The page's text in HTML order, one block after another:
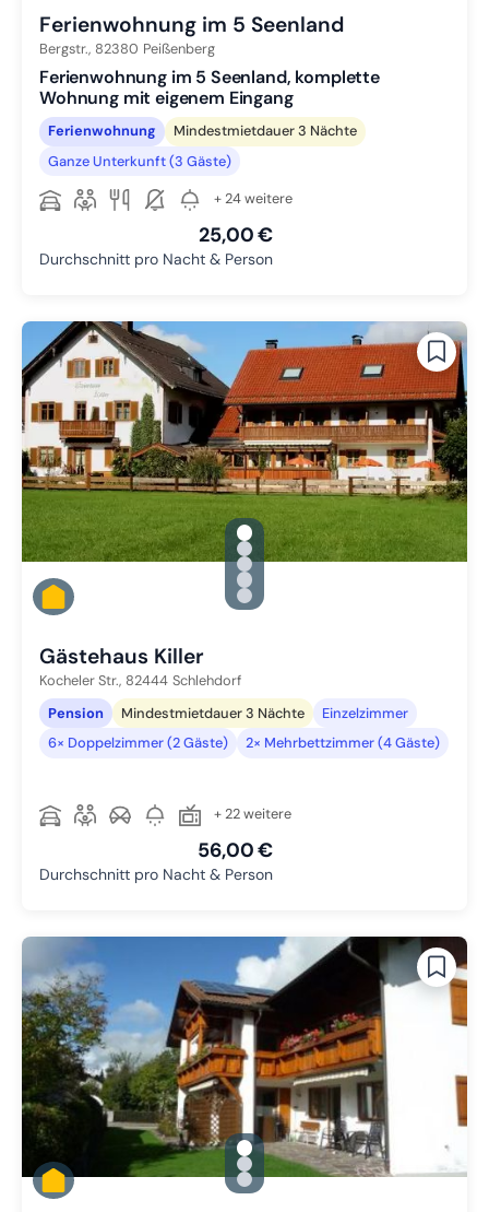
Ferienwohnung im 5 Seenland
Bergstr., 82380 Peißenberg
Ferienwohnung im 5 Seenland, komplette
Wohnung mit eigenem Eingang
Ferienwohnung
Mindestmietdauer 3 Nächte
Ganze Unterkunft (3 Gäste)
+ 24 weitere
25,00 €
Durchschnitt pro Nacht & Person
gallery.slide_selector
Zu Slide 1 wechseln
Zu Slide 2 wechseln
Zu Slide 3 wechseln
Zu Slide 4 wechseln
Zu Slide 5 wechseln
Gästehaus Killer
Kocheler Str., 82444 Schlehdorf
Pension
Mindestmietdauer 3 Nächte
Einzelzimmer
6× Doppelzimmer (2 Gäste)
2× Mehrbettzimmer (4 Gäste)
+ 22 weitere
56,00 €
Durchschnitt pro Nacht & Person
gallery.slide_selector
Zu Slide 1 wechseln
Zu Slide 2 wechseln
Zu Slide 3 wechseln